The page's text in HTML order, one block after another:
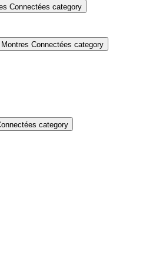
Connectées category
Connectées category
category